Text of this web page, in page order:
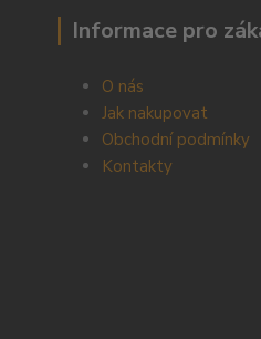
Informace pro
O nás
Jak nakupovat
Obchodní podmínky
Kontakty